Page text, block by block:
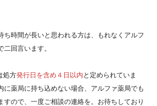
ち時間が長いと思われる方は、もれなくアルフ
回言います。
処方発行日を含め４日以内と定められていま
に薬局に持ち込めない場合、アルファ薬局でも
すので、一度ご相談の連絡を。お待ちしており